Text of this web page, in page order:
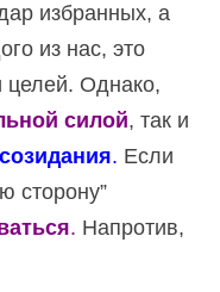
избранных, а
из нас, это
целей. Однако,
силой, так и
. Если
сторону”
. Напротив,